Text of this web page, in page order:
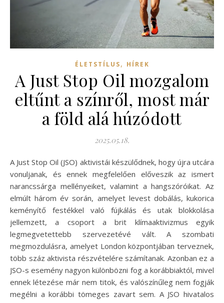
ÉLETSTÍLUS, HÍREK
A Just Stop Oil mozgalom
eltűnt a színről, most már
a föld alá húzódott
2025.05.18.
A Just Stop Oil (JSO) aktivistái készülődnek, hogy újra utcára
vonuljanak, és ennek megfelelően előveszik az ismert
narancssárga mellényeiket, valamint a hangszóróikat. Az
elmúlt három év során, amelyet levest dobálás, kukorica
keményítő festékkel való fújkálás és utak blokkolása
jellemzett, a csoport a brit klímaaktivizmus egyik
legmegvetettebb szervezetévé vált. A szombati
megmozdulásra, amelyet London központjában terveznek,
több száz aktivista részvételére számítanak. Azonban ez a
JSO-s esemény nagyon különbözni fog a korábbiaktól, mivel
ennek létezése már nem titok, és valószínűleg nem fogják
megélni a korábbi tömeges zavart sem. A JSO hivatalos